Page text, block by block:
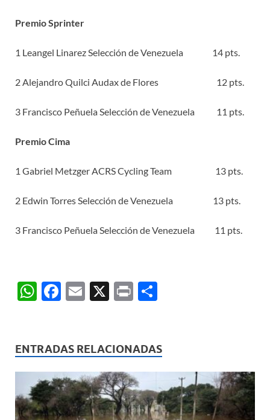
Premio Sprinter
1 Leangel Linarez Selección de Venezuela 14 pts.
2 Alejandro Quilci Audax de Flores 12 pts.
3 Francisco Peñuela Selección de Venezuela 11 pts.
Premio Cima
1 Gabriel Metzger ACRS Cycling Team 13 pts.
2 Edwin Torres Selección de Venezuela 13 pts.
3 Francisco Peñuela Selección de Venezuela 11 pts.
W
s
A
p
p
F
b
o
o
k
E
X
P
p
ar
ti
r
ENTRADAS RELACIONADAS